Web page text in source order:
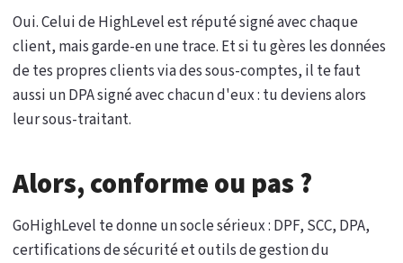
Oui. Celui de HighLevel est réputé signé avec chaque
client, mais garde-en une trace. Et si tu gères les données
de tes propres clients via des sous-comptes, il te faut
aussi un DPA signé avec chacun d'eux : tu deviens alors
leur sous-traitant.
Alors, conforme ou pas ?
GoHighLevel te donne un socle sérieux : DPF, SCC, DPA,
certifications de sécurité et outils de gestion du